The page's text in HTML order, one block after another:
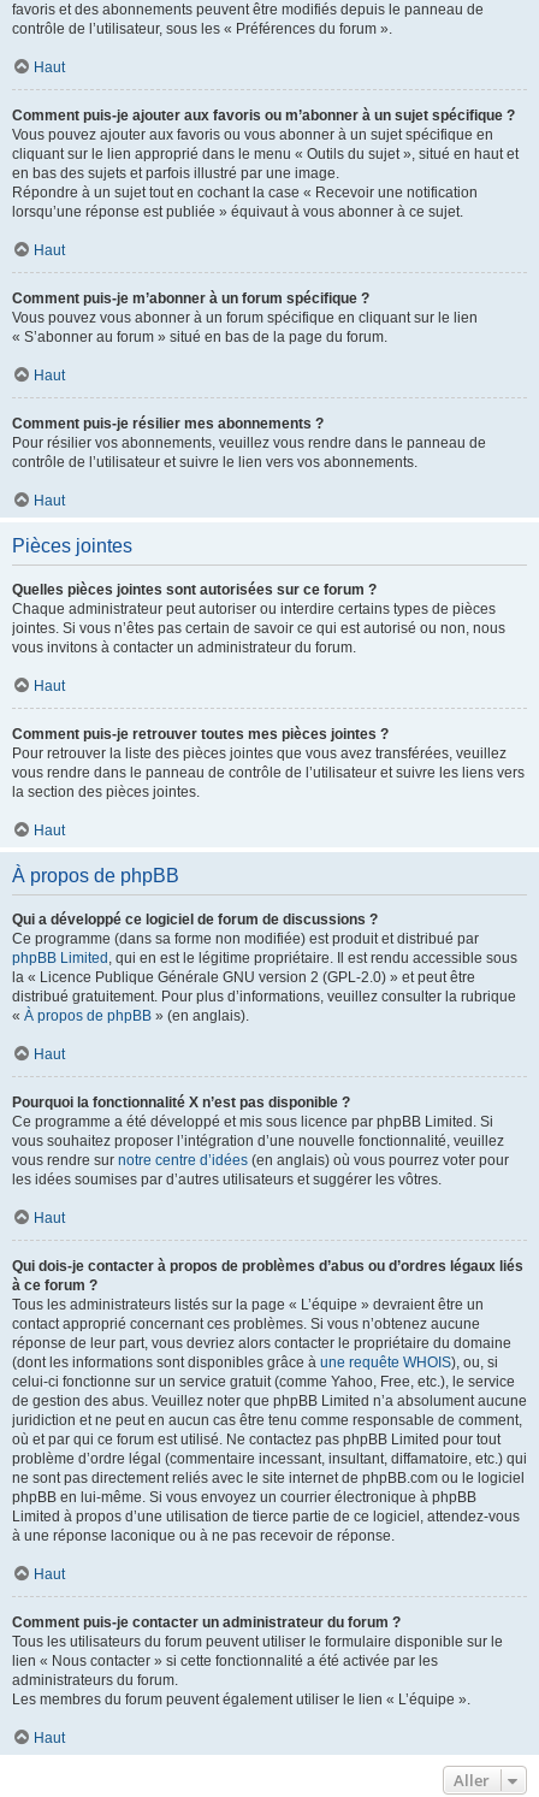
favoris et des abonnements peuvent être modifiés depuis le panneau de
contrôle de l’utilisateur, sous les « Préférences du forum ».
Haut
Comment puis-je ajouter aux favoris ou m’abonner à un sujet spécifique ?
Vous pouvez ajouter aux favoris ou vous abonner à un sujet spécifique en
cliquant sur le lien approprié dans le menu « Outils du sujet », situé en haut et
en bas des sujets et parfois illustré par une image.
Répondre à un sujet tout en cochant la case « Recevoir une notification
lorsqu’une réponse est publiée » équivaut à vous abonner à ce sujet.
Haut
Comment puis-je m’abonner à un forum spécifique ?
Vous pouvez vous abonner à un forum spécifique en cliquant sur le lien
« S’abonner au forum » situé en bas de la page du forum.
Haut
Comment puis-je résilier mes abonnements ?
Pour résilier vos abonnements, veuillez vous rendre dans le panneau de
contrôle de l’utilisateur et suivre le lien vers vos abonnements.
Haut
Pièces jointes
Quelles pièces jointes sont autorisées sur ce forum ?
Chaque administrateur peut autoriser ou interdire certains types de pièces
jointes. Si vous n’êtes pas certain de savoir ce qui est autorisé ou non, nous
vous invitons à contacter un administrateur du forum.
Haut
Comment puis-je retrouver toutes mes pièces jointes ?
Pour retrouver la liste des pièces jointes que vous avez transférées, veuillez
vous rendre dans le panneau de contrôle de l’utilisateur et suivre les liens vers
la section des pièces jointes.
Haut
À propos de phpBB
Qui a développé ce logiciel de forum de discussions ?
Ce programme (dans sa forme non modifiée) est produit et distribué par
phpBB Limited , qui en est le légitime propriétaire. Il est rendu accessible sous
la « Licence Publique Générale GNU version 2 (GPL-2.0) » et peut être
distribué gratuitement. Pour plus d’informations, veuillez consulter la rubrique
« À propos de phpBB » (en anglais).
Haut
Pourquoi la fonctionnalité X n’est pas disponible ?
Ce programme a été développé et mis sous licence par phpBB Limited. Si
vous souhaitez proposer l’intégration d’une nouvelle fonctionnalité, veuillez
vous rendre sur notre centre d’idées (en anglais) où vous pourrez voter pour
les idées soumises par d’autres utilisateurs et suggérer les vôtres.
Haut
Qui dois-je contacter à propos de problèmes d’abus ou d’ordres légaux liés
à ce forum ?
Tous les administrateurs listés sur la page « L’équipe » devraient être un
contact approprié concernant ces problèmes. Si vous n’obtenez aucune
réponse de leur part, vous devriez alors contacter le propriétaire du domaine
(dont les informations sont disponibles grâce à une requête WHOIS), ou, si
celui-ci fonctionne sur un service gratuit (comme Yahoo, Free, etc.), le service
de gestion des abus. Veuillez noter que phpBB Limited n’a absolument aucune
juridiction et ne peut en aucun cas être tenu comme responsable de comment,
où et par qui ce forum est utilisé. Ne contactez pas phpBB Limited pour tout
problème d’ordre légal (commentaire incessant, insultant, diffamatoire, etc.) qui
ne sont pas directement reliés avec le site internet de phpBB.com ou le logiciel
phpBB en lui-même. Si vous envoyez un courrier électronique à phpBB
Limited à propos d’une utilisation de tierce partie de ce logiciel, attendez-vous
à une réponse laconique ou à ne pas recevoir de réponse.
Haut
Comment puis-je contacter un administrateur du forum ?
Tous les utilisateurs du forum peuvent utiliser le formulaire disponible sur le
lien « Nous contacter » si cette fonctionnalité a été activée par les
administrateurs du forum.
Les membres du forum peuvent également utiliser le lien « L’équipe ».
Haut
Aller